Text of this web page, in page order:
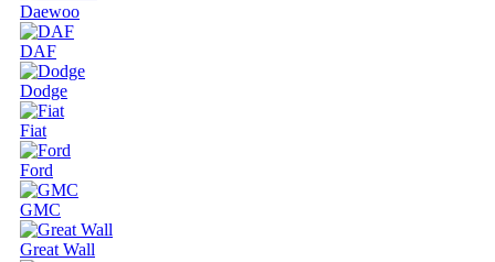
Daewoo
DAF
Dodge
Fiat
Ford
GMC
Great Wall